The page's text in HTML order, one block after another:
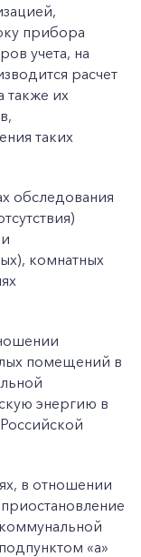
прибора
учета, на
расчет
также их
таких
обследования
комнатных
помещений в
энергию в
в отношении
«а»